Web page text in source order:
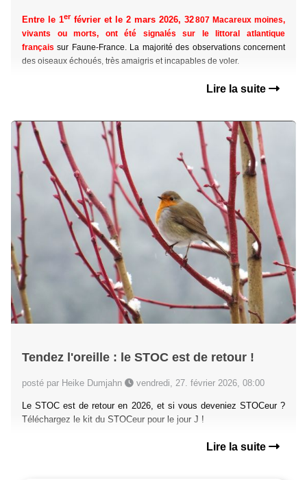
Entre le 1er février et le 2 mars 2026, 32807 Macareux moines,
vivants ou morts, ont été signalés sur le littoral atlantique
français sur Faune-France. La majorité des observations concernent
des oiseaux échoués, très amaigris et incapables de voler.
Lire la suite
Tendez l'oreille : le STOC est de retour !
posté par Heike Dumjahn vendredi, 27. février 2026, 08:00
Le STOC est de retour en 2026, et si vous deveniez STOCeur ?
Téléchargez le kit du STOCeur pour le jour J !
Lire la suite